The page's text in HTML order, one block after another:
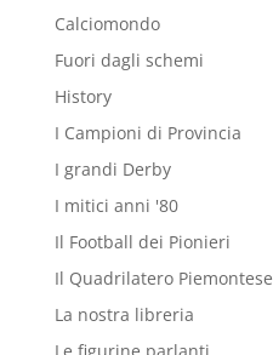
Calciomondo
Fuori dagli schemi
History
I Campioni di Provincia
I grandi Derby
I mitici anni '80
Il Football dei Pionieri
Il Quadrilatero Piemontese
La nostra libreria